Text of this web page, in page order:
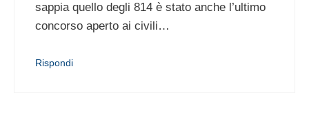
sappia quello degli 814 è stato anche l’ultimo
concorso aperto ai civili…
Rispondi